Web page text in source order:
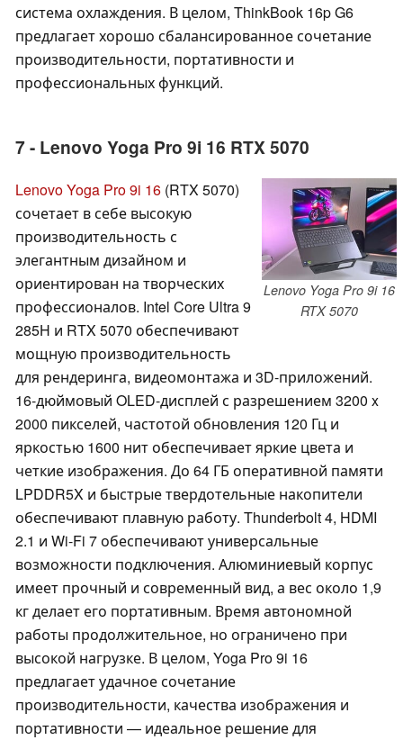
система охлаждения. В целом, ThinkBook 16p G6
предлагает хорошо сбалансированное сочетание
производительности, портативности и
профессиональных функций.
7 - Lenovo Yoga Pro 9i 16 RTX 5070
Lenovo Yoga Pro 9i 16
RTX 5070
Lenovo Yoga Pro 9i 16 (RTX 5070)
сочетает в себе высокую
производительность с
элегантным дизайном и
ориентирован на творческих
профессионалов. Intel Core Ultra 9
285H и RTX 5070 обеспечивают
мощную производительность
для рендеринга, видеомонтажа и 3D-приложений.
16-дюймовый OLED-дисплей с разрешением 3200 x
2000 пикселей, частотой обновления 120 Гц и
яркостью 1600 нит обеспечивает яркие цвета и
четкие изображения. До 64 ГБ оперативной памяти
LPDDR5X и быстрые твердотельные накопители
обеспечивают плавную работу. Thunderbolt 4, HDMI
2.1 и Wi-Fi 7 обеспечивают универсальные
возможности подключения. Алюминиевый корпус
имеет прочный и современный вид, а вес около 1,9
кг делает его портативным. Время автономной
работы продолжительное, но ограничено при
высокой нагрузке. В целом, Yoga Pro 9i 16
предлагает удачное сочетание
производительности, качества изображения и
портативности — идеальное решение для